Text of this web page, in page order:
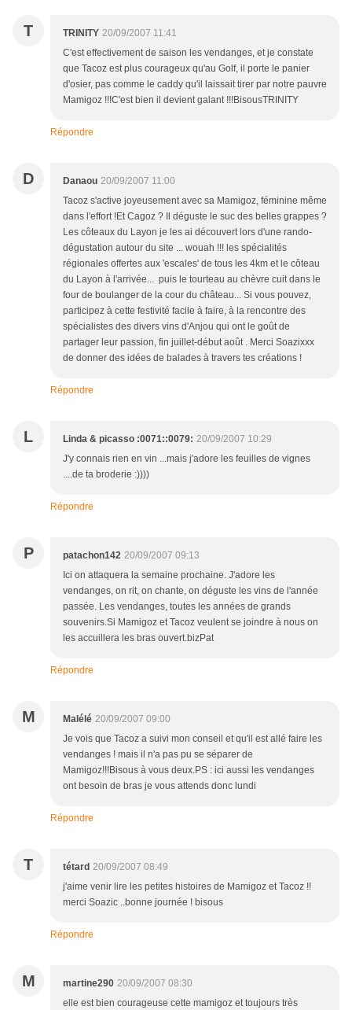
T TRINITY 20/09/2007 11:41
C'est effectivement de saison les vendanges, et je constate
que Tacoz est plus courageux qu'au Golf, il porte le panier
d'osier, pas comme le caddy qu'il laissait tirer par notre pauvre
Mamigoz !!!C'est bien il devient galant !!!BisousTRINITY
Répondre
D Danaou 20/09/2007 11:00
Tacoz s'active joyeusement avec sa Mamigoz, féminine même
dans l'effort !Et Cagoz ? Il déguste le suc des belles grappes ?
Les côteaux du Layon je les ai découvert lors d'une rando-
dégustation autour du site ... wouah !!! les spécialités
régionales offertes aux 'escales' de tous les 4km et le côteau
du Layon à l'arrivée... puis le tourteau au chèvre cuit dans le
four de boulanger de la cour du château... Si vous pouvez,
participez à cette festivité facile à faire, à la rencontre des
spécialistes des divers vins d'Anjou qui ont le goût de
partager leur passion, fin juillet-début août . Merci Soazixxx
de donner des idées de balades à travers tes créations !
Répondre
L Linda & picasso :0071::0079: 20/09/2007 10:29
J'y connais rien en vin ...mais j'adore les feuilles de vignes
....de ta broderie :))))
Répondre
P patachon142 20/09/2007 09:13
Ici on attaquera la semaine prochaine. J'adore les
vendanges, on rit, on chante, on déguste les vins de l'année
passée. Les vendanges, toutes les années de grands
souvenirs.Si Mamigoz et Tacoz veulent se joindre à nous on
les accuillera les bras ouvert.bizPat
Répondre
M Malélé 20/09/2007 09:00
Je vois que Tacoz a suivi mon conseil et qu'il est allé faire les
vendanges ! mais il n'a pas pu se séparer de
Mamigoz!!!Bisous à vous deux.PS : ici aussi les vendanges
ont besoin de bras je vous attends donc lundi
Répondre
T tétard 20/09/2007 08:49
j'aime venir lire les petites histoires de Mamigoz et Tacoz !!
merci Soazic ..bonne journée ! bisous
Répondre
M martine290 20/09/2007 08:30
elle est bien courageuse cette mamigoz et toujours très